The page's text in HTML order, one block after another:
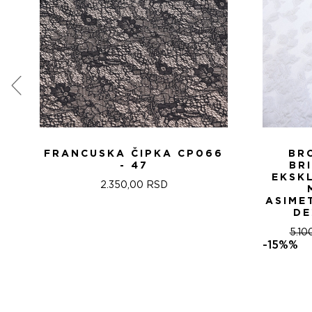
FRANCUSKA ČIPKA CP066
- 47
2.350,00 RSD
-15%%